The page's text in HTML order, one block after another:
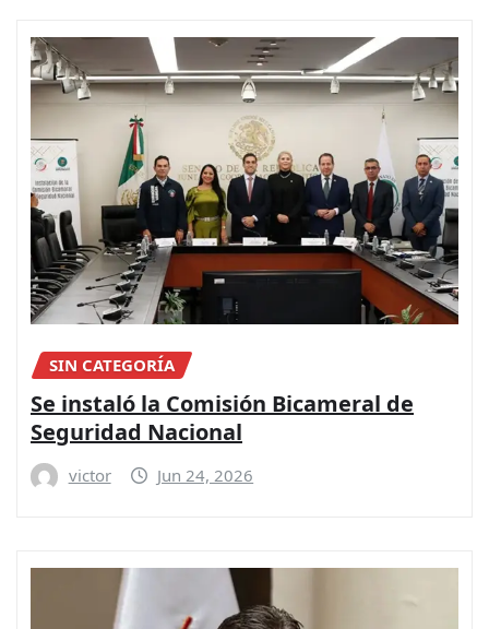
SIN CATEGORÍA
Se instaló la Comisión Bicameral de
Seguridad Nacional
victor Jun 24, 2026